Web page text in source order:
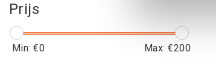
Prijs
Min: €0 Max: €200